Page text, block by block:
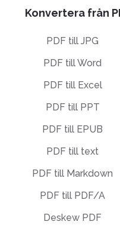
Konvertera från
PDF till JPG
PDF till Word
PDF till Excel
PDF till PPT
PDF till EPUB
PDF till text
PDF till Markdown
PDF till PDF/A
Deskew PDF